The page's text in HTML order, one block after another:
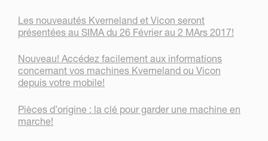
Les nouveautés Kverneland et Vicon seront
présentées au SIMA du 26 Février au 2 MArs 2017!
Nouveau! Accédez facilement aux informations
concernant vos machines Kverneland ou Vicon
depuis votre mobile!
Pièces d’origine : la clé pour garder une machine en
marche!